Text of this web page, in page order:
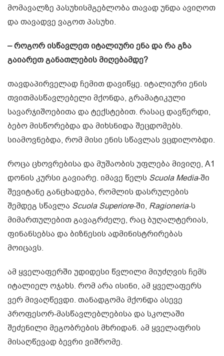
მომავალზე პასუხისმგებლობა თავად უნდა ავიღოთ
და თავადვე ვაგოთ პასუხი.
– როგორ ისწავლეთ იტალიური ენა და რა გზა
გაიარეთ განათლების მიღებამდე?
თავდაპირველად ჩემით დავიწყე. იტალიური ენის
თვითმასწავლებელი მქონდა, გრამატიკული
სავარჯიშოებითა და ტექსტებით. რასაც დავწერდი,
ბებო მისწორებდა და მიხსნიდა შეცდომებს.
სიამოვნებდა, რომ მისი ენის სწავლას ვცდილობდი.
როცა ცხოვრებისა და მუშაობის უფლება მივიღე, A1
დონის კურსი გავიარე. იმავე წელს Scuola Media-ში
შევიტანე განცხადება, რომლის დასრულების
შემდეგ სწავლა Scuola Superiore-ში, Ragioneria-ს
მიმართულებით გავაგრძელე, რაც ბუღალტერიას,
ფინანსებსა და ბიზნესის ადმინისტრირებას
მოიცავს.
ამ ყველაფერში უდიდესი წვლილი მიუძღვის ჩემს
იტალიელ ოჯახს. რომ არა ისინი, ამ ყველაფერს
ვერ მივაღწევდი. თანადგომა მქონდა ასევე
პროფესორ-მასწავლებლებისა და სკოლაში
შეძენილი მეგობრების მხრიდან. ამ ყველაფრის
მისაღწევად ბევრი ვიშრომე.